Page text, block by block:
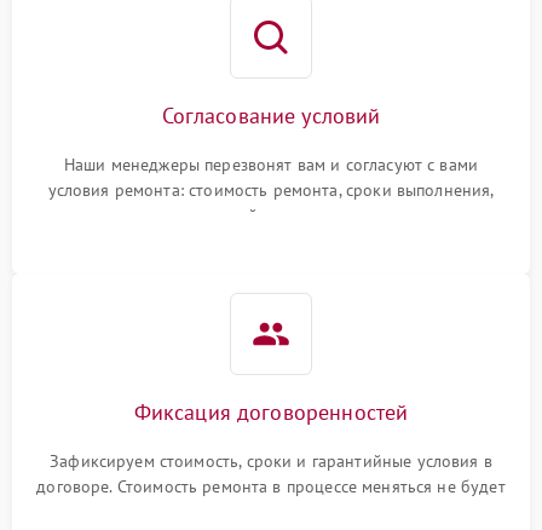
Согласование условий
Наши менеджеры перезвонят вам и согласуют с вами
условия ремонта: стоимость ремонта, сроки выполнения,
гарантийные условия
Фиксация договоренностей
Зафиксируем стоимость, сроки и гарантийные условия в
договоре. Стоимость ремонта в процессе меняться не будет